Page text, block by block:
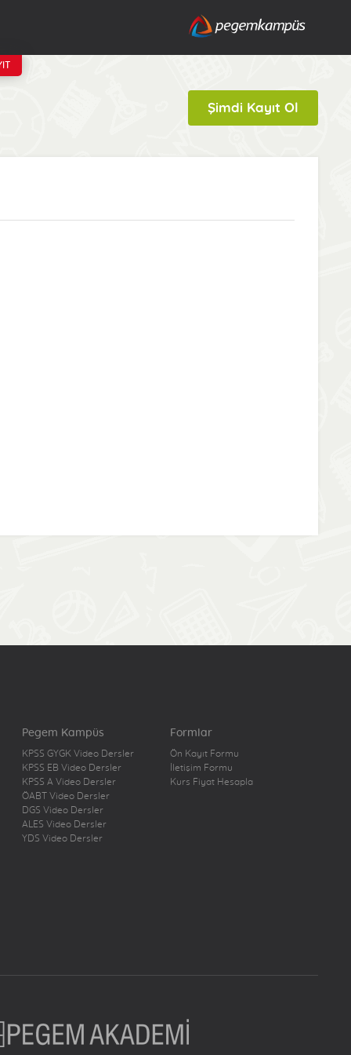
Şimdi Kayıt Ol
Pegem Kampüs
KPSS GYGK Video Dersler
KPSS EB Video Dersler
KPSS A Video Dersler
ÖABT Video Dersler
DGS Video Dersler
ALES Video Dersler
YDS Video Dersler
Formlar
Ön Kayıt Formu
İletişim Formu
Kurs Fiyat Hesapla